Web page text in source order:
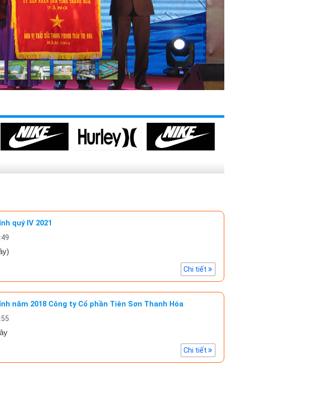
quý IV 2021
Chi tiết
năm 2018 Công ty Cổ phần Tiên Sơn Thanh Hóa
Chi tiết